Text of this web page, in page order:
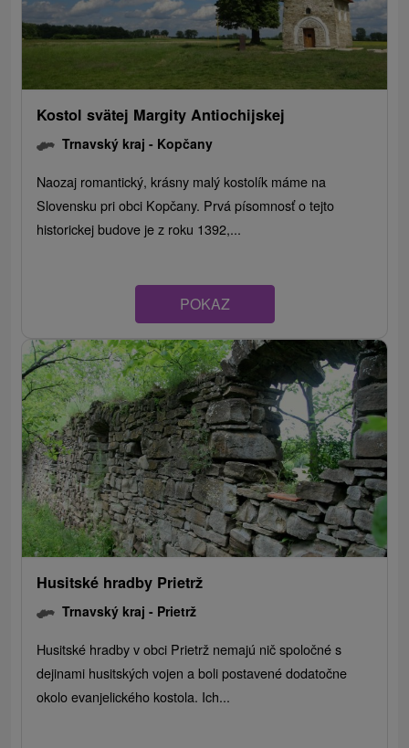
Kostol svätej Margity Antiochijskej
Trnavský kraj - Kopčany
Naozaj romantický, krásny malý kostolík máme na
Slovensku pri obci Kopčany. Prvá písomnosť o tejto
historickej budove je z roku 1392,...
POKAZ
Husitské hradby Prietrž
Trnavský kraj - Prietrž
Husitské hradby v obci Prietrž nemajú nič spoločné s
dejinami husitských vojen a boli postavené dodatočne
okolo evanjelického kostola. Ich...